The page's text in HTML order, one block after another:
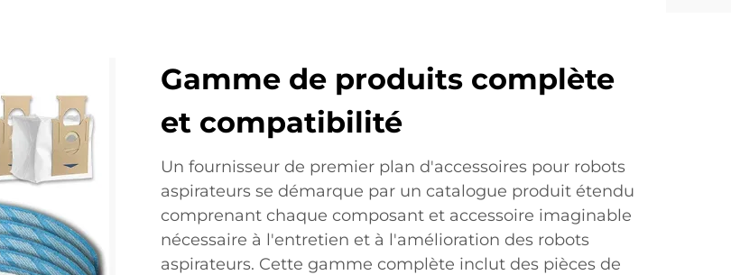
Gamme de produits complète
et compatibilité
Un fournisseur de premier plan d'accessoires pour robots
aspirateurs se démarque par un catalogue produit étendu
comprenant chaque composant et accessoire imaginable
nécessaire à l'entretien et à l'amélioration des robots
aspirateurs. Cette gamme complète inclut des pièces de